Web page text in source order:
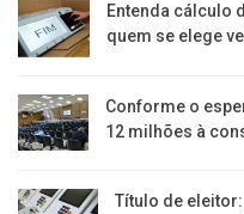
Entenda cálculo
quem se elege
Conforme o
12 milhões à
Título de